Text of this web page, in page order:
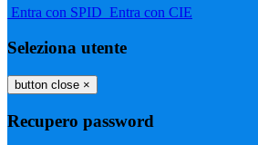
Entra con SPID Entra con CIE
Seleziona utente
button close ×
Recupero password